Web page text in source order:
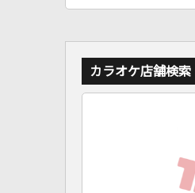
カラオケ店舗検索